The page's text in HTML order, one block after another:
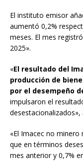
El instituto emisor
aumentó 0,2%
meses. El mes
2025».
«El resultado del
producción de
por el desempeño
impulsaron el
«El Imacec no
que en términos
mes anterior y 0,7%